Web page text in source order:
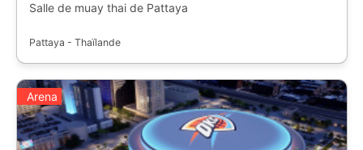
Salle de muay thai de Pattaya
Pattaya - Thaïlande
Arena